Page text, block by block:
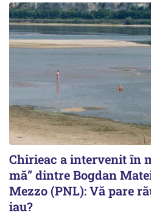
Chirieac a intervenit în
mă” dintre Bogdan
Mezzo (PNL): Vă pare
iau?